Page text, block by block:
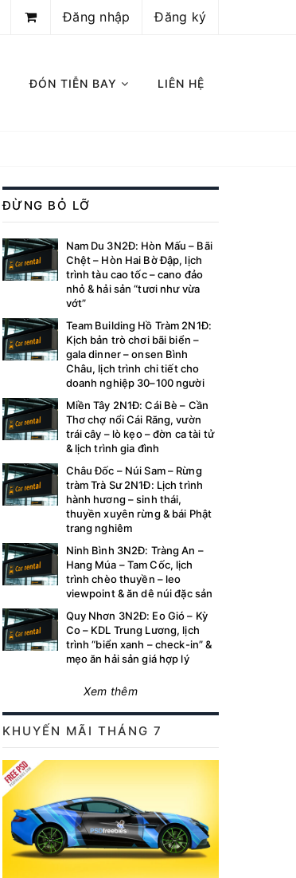
Đăng ký
Đăng nhập
ĐÓN TIỄN BAY LIÊN HỆ
ĐỪNG BỎ LỠ
Nam Du 3N2Đ: Hòn Mấu – Bãi
Chệt – Hòn Hai Bờ Đập, lịch
trình tàu cao tốc – cano đảo
nhỏ & hải sản “tươi như vừa
vớt”
Team Building Hồ Tràm 2N1Đ:
Kịch bản trò chơi bãi biển –
gala dinner – onsen Bình
Châu, lịch trình chi tiết cho
doanh nghiệp 30–100 người
Miền Tây 2N1Đ: Cái Bè – Cần
Thơ chợ nổi Cái Răng, vườn
trái cây – lò kẹo – đờn ca tài tử
& lịch trình gia đình
Châu Đốc – Núi Sam – Rừng
tràm Trà Sư 2N1Đ: Lịch trình
hành hương – sinh thái,
thuyền xuyên rừng & bái Phật
trang nghiêm
Ninh Bình 3N2Đ: Tràng An –
Hang Múa – Tam Cốc, lịch
trình chèo thuyền – leo
viewpoint & ăn dê núi đặc sản
Quy Nhơn 3N2Đ: Eo Gió – Kỳ
Co – KDL Trung Lương, lịch
trình “biển xanh – check-in” &
mẹo ăn hải sản giá hợp lý
Xem thêm
KHUYẾN MÃI THÁNG 7